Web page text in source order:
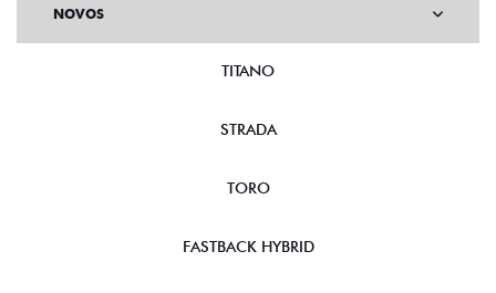
NOVOS
TITANO
STRADA
TORO
FASTBACK HYBRID